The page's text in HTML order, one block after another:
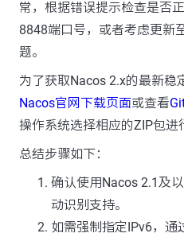
常，根据错误提示检查是否
8848端口号，或者考虑更新
题。
为了获取Nacos 2.x的最新稳
Nacos官网下载页面或查看
操作系统选择相应的ZIP包进
总结步骤如下：
确认使用Nacos 2.1及
动识别支持。
如需强制指定IPv6，通